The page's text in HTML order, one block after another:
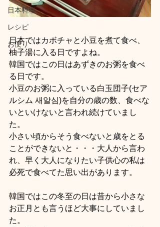
日本料理
レシピ
お便り
日本ではカボチャと小豆を煮て食べ、
柚子湯に入る日ですよね。
韓国ではこの日はあずきのお粥を食べ
る日です。
小豆のお粥に入っている白玉団子(セア
ルシム 새알심)を自分の歳の数、食べな
いといけないと言われ続けていまし
た。
小さい頃からそう食べないと歳をとる
ことができないと・・・大人から言わ
れ、早く大人になりたい子供心の私は
必死で食べてた思い出があります。
韓国ではこの冬至の日は昔から小さな
お正月とも言うほど大事にしていまし
た。